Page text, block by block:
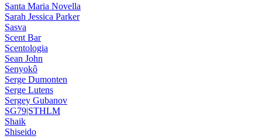
Santa Maria Novella
Sarah Jessica Parker
Sasva
Scent Bar
Scentologia
Sean John
Senyokô
Serge Dumonten
Serge Lutens
Sergey Gubanov
SG79|STHLM
Shaik
Shiseido